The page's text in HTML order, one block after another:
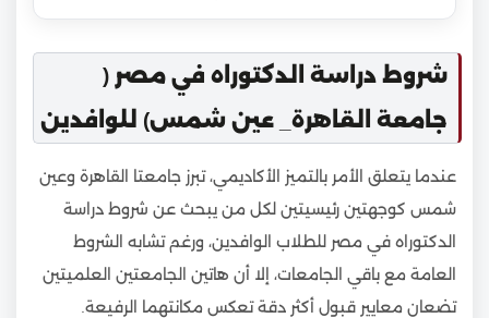
شروط دراسة الدكتوراه في مصر (
جامعة القاهرة_ عين شمس) للوافدين
عندما يتعلق الأمر بالتميز الأكاديمي، تبرز جامعتا القاهرة وعين
شمس كوجهتين رئيسيتين لكل من يبحث عن شروط دراسة
الدكتوراه في مصر للطلاب الوافدين، ورغم تشابه الشروط
العامة مع باقي الجامعات، إلا أن هاتين الجامعتين العلميتين
تضعان معايير قبول أكثر دقة تعكس مكانتهما الرفيعة.